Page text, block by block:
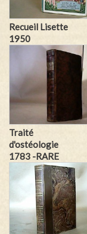
Recueil Lisette
1950
Traité
d'ostéologie
1783 -RARE